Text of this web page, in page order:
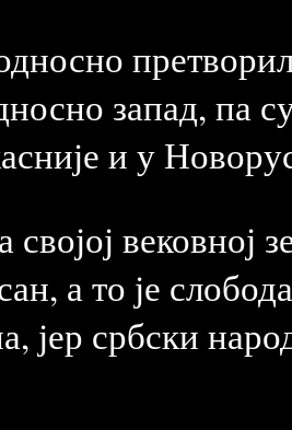
запад, па
и у
а то је
јер србски